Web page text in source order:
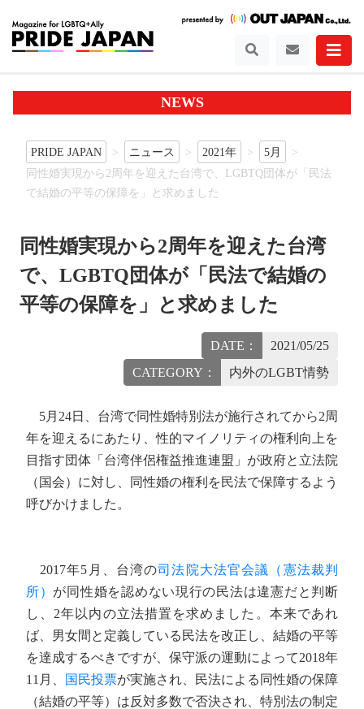
NEWS
PRIDE JAPAN ニュース 2021年
5月
同性婚実現から2周年を迎えた台湾で、LGBTQ団体が「民法
で結婚の平等の保障を」と求めました
同性婚実現から2周年を迎えた台湾
で、LGBTQ団体が「民法で結婚の
平等の保障を」と求めました
DATE：
2021/05/25
CATEGORY：
内外のLGBT情勢
5月24日、台湾で同性婚特別法が施行されてから2周
年を迎えるにあたり、性的マイノリティの権利向上を
目指す団体「台湾伴侶権益推進連盟」が政府と立法院
（国会）に対し、同性婚の権利を民法で保障するよう
呼びかけました。
2017年5月、台湾の司法院大法官会議（憲法裁判
所） が同性婚を認めない現行の民法は違憲だと判断
し、2年以内の立法措置を求めました。本来であれ
ば、男女間と定義している民法を改正し、結婚の平等
を達成するべきですが、保守派の運動によって2018年
11月、
国民投票が実施され、民法による同性婚の保障
（結婚の平等）は反対多数で否決され、特別法の制定